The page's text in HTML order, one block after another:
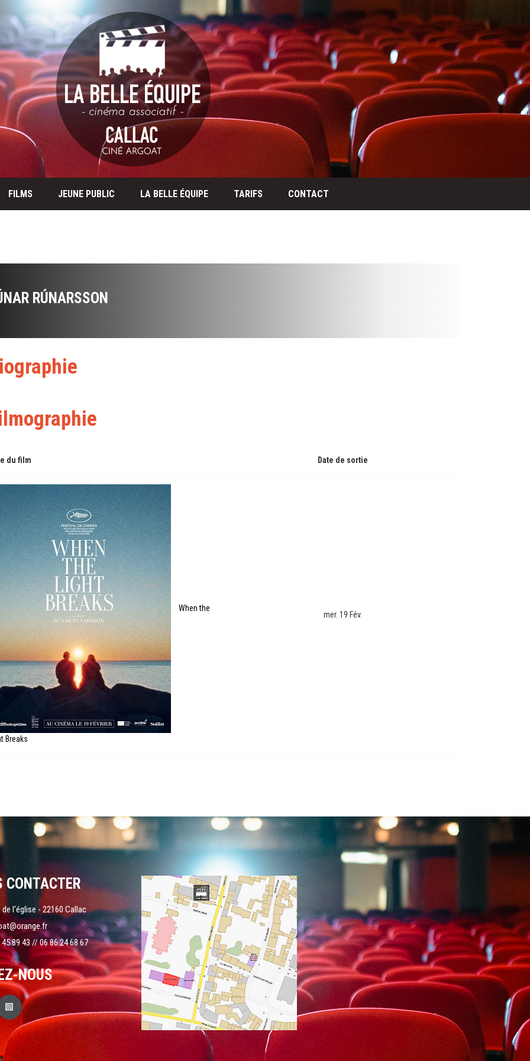
FILMS JEUNE PUBLIC LA BELLE ÉQUIPE TARIFS CONTACT
RÚNARSSON
du film Date de sortie
When the
Breaks
mer. 19 Fév.
CONTACTER
de l'église - 22160 Callac
89 43 // 06 86 24 68 67
NOUS